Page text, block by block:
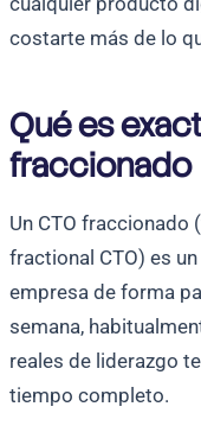
costarte más de lo
Qué es
fraccionado
Un CTO fraccionado
fractional CTO) es
empresa de forma
semana,
reales de liderazgo
tiempo completo.